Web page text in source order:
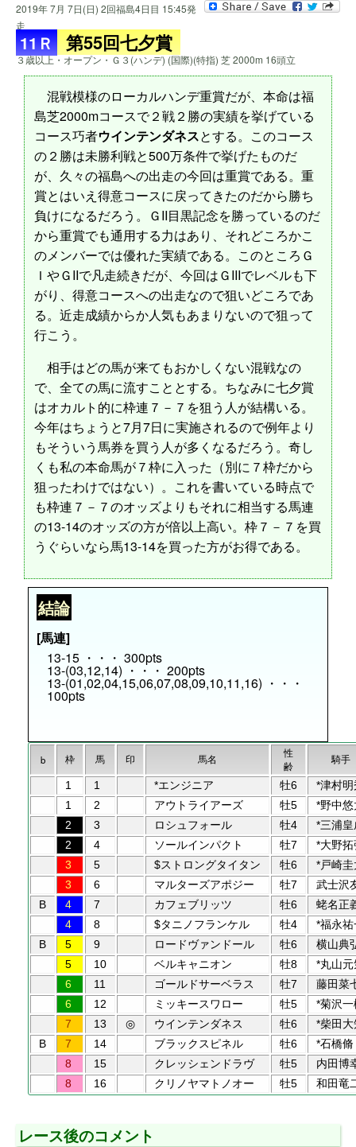
2019年 7月 7日(日) 2回福島4日目 15:45発
走
11Ｒ 第55回七夕賞
３歳以上・オープン・Ｇ３(ハンデ) (国際)(特指) 芝 2000m 16頭立
混戦模様のローカルハンデ重賞だが、本命は福
島芝2000mコースで２戦２勝の実績を挙げている
コース巧者ウインテンダネスとする。このコース
の２勝は未勝利戦と500万条件で挙げたものだ
が、久々の福島への出走の今回は重賞である。重
賞とはいえ得意コースに戻ってきたのだから勝ち
負けになるだろう。ＧII目黒記念を勝っているのだ
から重賞でも通用する力はあり、それどころかこ
のメンバーでは優れた実績である。このところＧ
ＩやＧIIで凡走続きだが、今回はＧIIIでレベルも下
がり、得意コースへの出走なので狙いどころであ
る。近走成績からか人気もあまりないので狙って
行こう。
相手はどの馬が来てもおかしくない混戦なの
で、全ての馬に流すこととする。ちなみに七夕賞
はオカルト的に枠連７－７を狙う人が結構いる。
今年はちょうと7月7日に実施されるので例年より
もそういう馬券を買う人が多くなるだろう。奇し
くも私の本命馬が７枠に入った（別に７枠だから
狙ったわけではない）。これを書いている時点で
も枠連７－７のオッズよりもそれに相当する馬連
の13-14のオッズの方が倍以上高い。枠７－７を買
うぐらいなら馬13-14を買った方がお得である。
結論
[馬連]
13-15 ・・・ 300pts
13-(03,12,14) ・・・ 200pts
13-(01,02,04,15,06,07,08,09,10,11,16) ・・・
100pts
b 枠 馬 印 馬名
性
齢
騎手
1 1 *エンジニア 牡6
*津村明
1
2 アウトライアーズ 牡5
*野中悠
2
3 ロシュフォール 牡4
*三浦皇
2
4 ソールインパクト 牡7
*大野拓
3
5 $ストロングタイタン 牡6
*戸崎圭
3
6 マルターズアポジー 牡7
武士沢
B
4 7 カフェブリッツ 牡6
蛯名正
4
8 $タニノフランケル 牡4
*福永祐
B
5 9 ロードヴァンドール 牡6
横山典
5
10 ベルキャニオン 牡8
*丸山元
6
11 ゴールドサーベラス 牡7
藤田菜
6
12 ミッキースワロー 牡5
*菊沢一
7
13 ◎ ウインテンダネス 牡6
*柴田大
B
7 14 ブラックスピネル 牡6
*石橋脩
8
15 クレッシェンドラヴ 牡5
内田博
8
16 クリノヤマトノオー 牡5 和田竜
レース後のコメント